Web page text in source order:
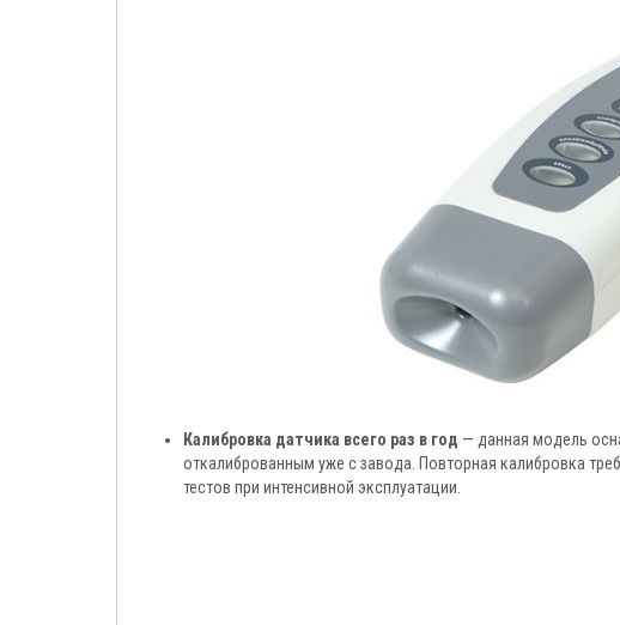
Калибровка датчика всего раз в год — данная модель
откалиброванным уже с завода. Повторная калибровка
тестов при интенсивной эксплуатации.